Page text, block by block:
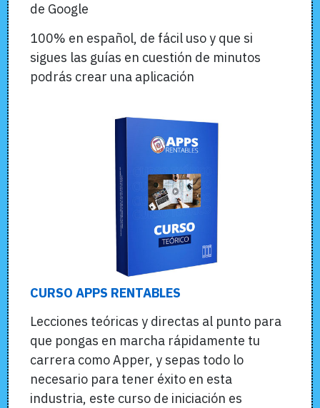
de Google
100% en español, de fácil uso y que si
sigues las guías en cuestión de minutos
podrás crear una aplicación
CURSO APPS RENTABLES
Lecciones teóricas y directas al punto para
que pongas en marcha rápidamente tu
carrera como Apper, y sepas todo lo
necesario para tener éxito en esta
industria, este curso de iniciación es